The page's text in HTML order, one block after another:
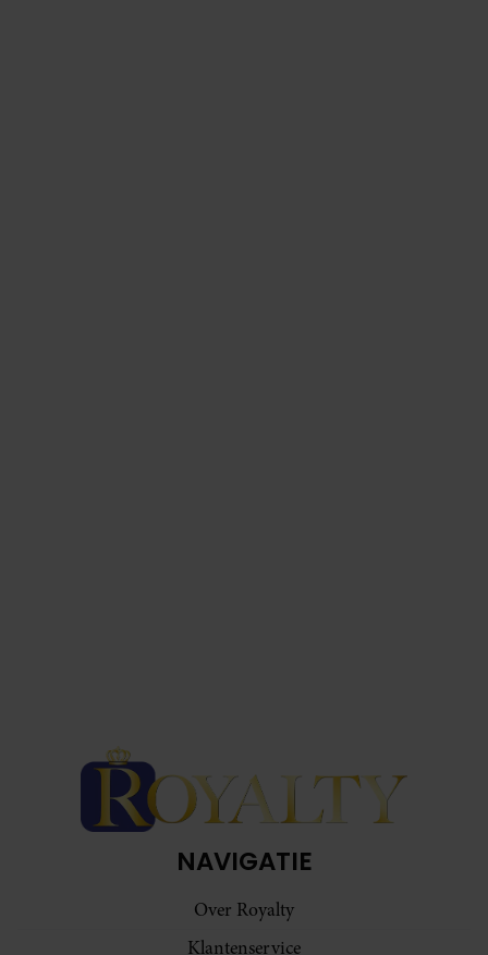
NAVIGATIE
Over Royalty
Klantenservice